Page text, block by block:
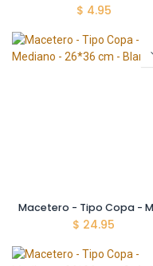
$ 4.95
$ 24.95